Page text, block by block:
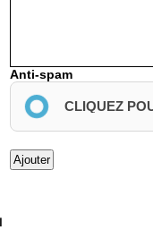
Anti-spam
CLIQUEZ